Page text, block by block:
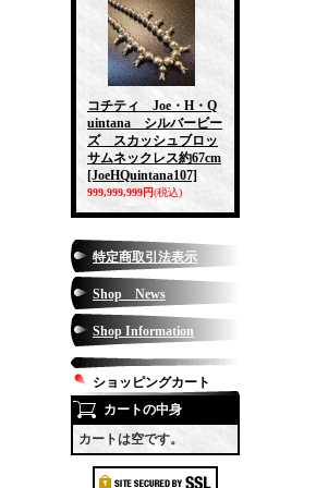
コチティ Joe・H・Q
uintana シルバービー
ズ スカッシュブロッ
サムネックレス約67cm
[JoeHQuintana107]
999,999,999円(税込)
特定商取引法表示
Shop News
Shop Information
ショッピングカート
カートの中身
カートは空です。